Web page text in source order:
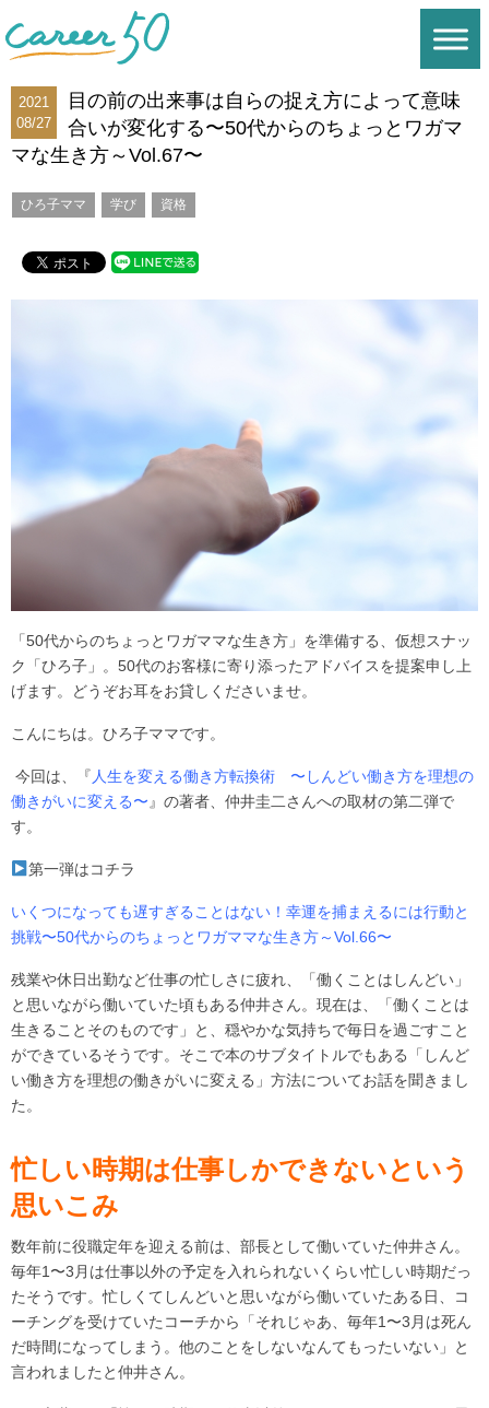
2021
08/27
目の前の出来事は自らの捉え方によって意味
合いが変化する〜50代からのちょっとワガマ
マな生き方～Vol.67〜
ひろ子ママ 学び 資格
「50代からのちょっとワガママな生き方」を準備する、仮想スナッ
ク「ひろ子」。50代のお客様に寄り添ったアドバイスを提案申し上
げます。どうぞお耳をお貸しくださいませ。
こんにちは。ひろ子ママです。
今回は、『人生を変える働き方転換術 〜しんどい働き方を理想の
働きがいに変える〜』の著者、仲井圭二さんへの取材の第二弾で
す。
第一弾はコチラ
いくつになっても遅すぎることはない！幸運を捕まえるには行動と
挑戦〜50代からのちょっとワガママな生き方～Vol.66〜
残業や休日出勤など仕事の忙しさに疲れ、「働くことはしんどい」
と思いながら働いていた頃もある仲井さん。現在は、「働くことは
生きることそのものです」と、穏やかな気持ちで毎日を過ごすこと
ができているそうです。そこで本のサブタイトルでもある「しんど
い働き方を理想の働きがいに変える」方法についてお話を聞きまし
た。
忙しい時期は仕事しかできないという
思いこみ
数年前に役職定年を迎える前は、部長として働いていた仲井さん。
毎年1〜3月は仕事以外の予定を入れられないくらい忙しい時期だっ
たそうです。忙しくてしんどいと思いながら働いていたある日、コ
ーチングを受けていたコーチから「それじゃあ、毎年1〜3月は死ん
だ時間になってしまう。他のことをしないなんてもったいない」と
言われましたと仲井さん。